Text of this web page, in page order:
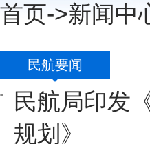
首页->新闻中
民航要闻
民航局印发
规划》
Alt
加
导